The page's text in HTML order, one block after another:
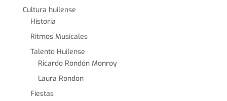
Cultura huilense
Historia
Ritmos Musicales
Talento Huilense
Ricardo Rondón Monroy
Laura Rondon
Fiestas